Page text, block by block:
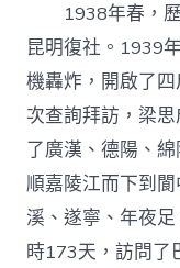
1938年春，
昆明復社。1939
機轟炸，開啟了
次查詢拜訪，梁
了廣漢、德陽、
順嘉陵江而下到
溪、遂寧、年夜
時173天，訪問了